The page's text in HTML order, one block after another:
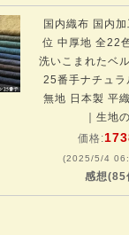
国内織布 国内
位 中厚地 全22
洗いこまれたベ
25番手ナチュラ
無地 日本製 平
｜生地
価格:
(2025/5/4
感想(85